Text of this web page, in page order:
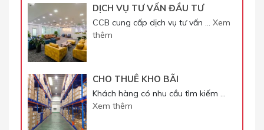
DỊCH VỤ TƯ VẤN ĐẦU TƯ
CCB cung cấp dịch vụ tư vấn … Xem
thêm
CHO THUÊ KHO BÃI
Khách hàng có nhu cầu tìm kiếm …
Xem thêm